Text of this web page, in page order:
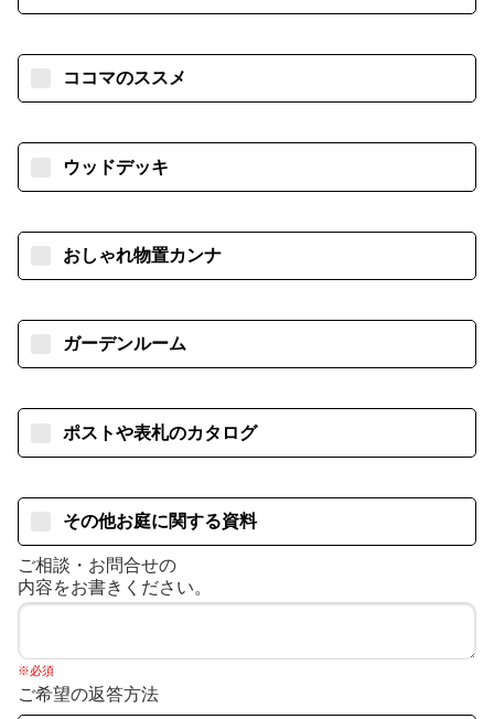
ココマのススメ
ウッドデッキ
おしゃれ物置カンナ
ガーデンルーム
ポストや表札のカタログ
その他お庭に関する資料
ご相談・お問合せの
内容をお書きください。
※必須
ご希望の返答方法